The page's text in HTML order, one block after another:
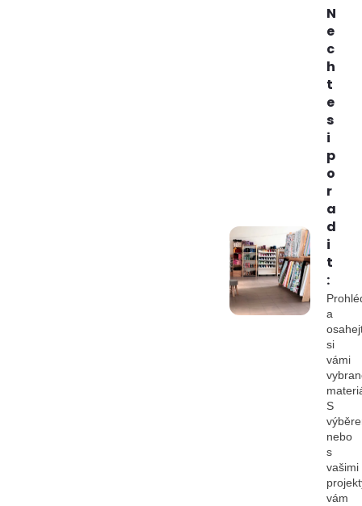
N
e
c
h
t
e
s
i
p
o
r
a
d
i
t
:
a
si
vámi
S
nebo
s
vašimi
vám